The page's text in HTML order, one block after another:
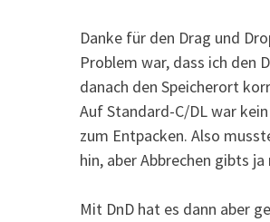
Danke für den Drag und
Problem war, dass ich den
danach den Speicherort
Auf Standard-C/DL war
zum Entpacken. Also
hin, aber Abbrechen gibts ja
Mit DnD hat es dann aber